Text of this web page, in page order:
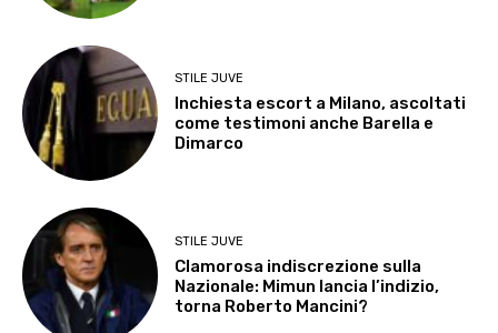
STILE JUVE
Inchiesta escort a Milano, ascoltati
come testimoni anche Barella e
Dimarco
STILE JUVE
Clamorosa indiscrezione sulla
Nazionale: Mimun lancia l’indizio,
torna Roberto Mancini?